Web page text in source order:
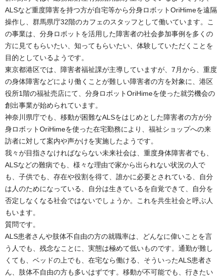
ALSなど重度障害を持つ方が自宅等から分身ロボットOriHimeを遠隔
操作し、群馬県庁32階のカフェのスタッフとして働いています。こ
の事業は、分身ロボットを活用した障害者の社会参加事例を多くの
方に見てもらいたい、知ってもらいたい、体験していただくことを
目的としているようです。
東京都港区では、障害者福祉課が主導していますが、7月から、重度
の身体障害などにより働くことが難しい障害者の方を対象に、港区
役所1階の福祉売店にて、分身ロボットOriHimeを使った就労機会の
創出事業が始められています。
神奈川県庁でも、移動が困難なALSをはじめとした障害者の方が分
身ロボットOriHimeを使った在宅勤務により、福祉ショップへの来
訪者に対して案内や声かけを実施したようです。
我々が目指さなければならない未来社会は、重度身体障害者でも、
ALSなどの難病でも、様々な理由で家から出られない状況の人で
も、子供でも、存在や役割を得て、誰かに必要とされている、自分
は人のためになっている、自分は生きているを自覚できて、自分を
否定しなくなる社会ではないでしょうか。これを共生社会と呼ぶ人
もいます。
質問です。
ALS患者さんや肢体不自由の方の就職率は、どんなに偉いことを言
う人でも、残念なことに、実態は極めて低いものです。通勤が難し
くても、ベッドの上でも、在宅なら働ける、そういったALS患者さ
ん、肢体不自由の方も多いはずです。移動が不可能でも、行きたい